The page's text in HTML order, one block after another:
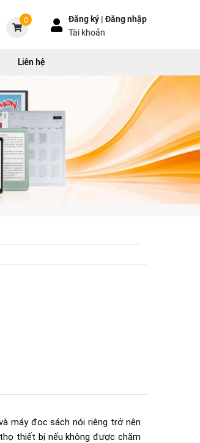
0 Đăng ký |Đăng nhập
Tài khoản
Liên hệ
máy đọc sách nói riêng trở nên
thiết bị nếu không được chăm